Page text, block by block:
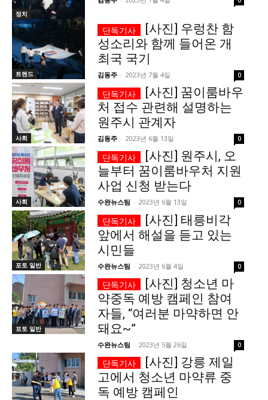
수완뉴스 추천 서비스
스토어 수완 키즈 청년공감
멤버십 소개 이니셔티브
커리어
기자단 참여
저널리즘 바이브
보도자료 작성 서비스
라라프레스
오픈미트
수완뉴스 추천 서비스
스토어 수완 키즈 청년공감
멤버십 소개 이니셔티브
커리어
기자단 참여
저널리즘 바이브
보도자료 작성 서비스
라라프레스
오픈미트
1020의 목소리, 수완뉴스가 잘 하는 일입니다.
정치
트렌드
[사진] 우렁찬 함
성소리와 함께 들어온 개
최국 국기
김동주 - 2023년 7월 4일 0
사회
[사진] 꿈이룸바우
처 접수 관련해 설명하는
원주시 관계자
김동주 - 2023년 6월 13일 0
사회
[사진] 원주시, 오
늘부터 꿈이룸바우처 지원
사업 신청 받는다
수완뉴스팀 - 2023년 6월 13일 0
포토 일반
[사진] 태릉비각
앞에서 해설을 듣고 있는
시민들
수완뉴스팀 - 2023년 6월 4일 0
포토 일반
[사진] 청소년 마
약중독 예방 캠페인 참여
자들, “여러분 마약하면 안
돼요~”
수완뉴스팀 - 2023년 5월 26일 0
[사진] 강릉 제일
고에서 청소년 마약류 중
독 예방 캠페인